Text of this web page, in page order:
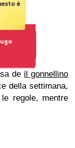
de il gonnellino
della settimana,
regole, mentre